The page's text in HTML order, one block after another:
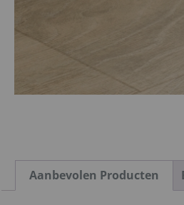
Aanbevolen Producten